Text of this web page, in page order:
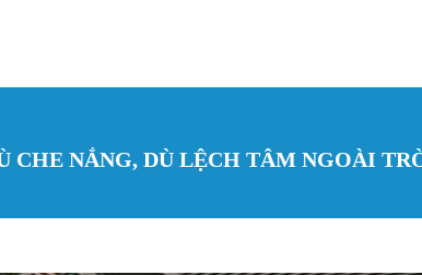
CHE NẮNG, DÙ LỆCH TÂM NGOÀI